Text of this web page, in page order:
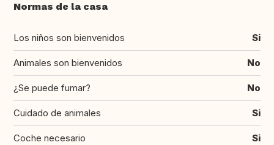
Normas de la casa
Los niños son bienvenidos Si
Animales son bienvenidos No
¿Se puede fumar? No
Cuidado de animales Si
Coche necesario Si